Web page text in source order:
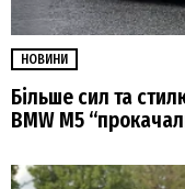
НОВИНИ
Більше сил та
BMW M5